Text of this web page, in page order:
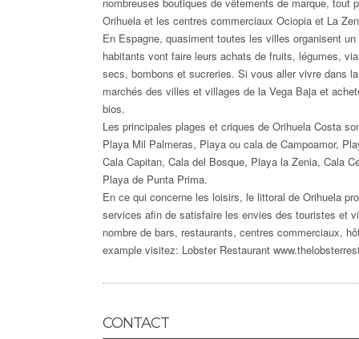
nombreuses boutiques de vêtements de marque, tout
Orihuela et les centres commerciaux Ociopia et La
En Espagne, quasiment toutes les villes organisent
habitants vont faire leurs achats de fruits, légumes,
secs, bombons et sucreries. Si vous aller vivre dans
marchés des villes et villages de la Vega Baja et
bios.
Les principales plages et criques de Orihuela Costa
Playa Mil Palmeras, Playa ou cala de Campoamor,
Cala Capitan, Cala del Bosque, Playa la Zenia, Cala
Playa de Punta Prima.
En ce qui concerne les loisirs, le littoral de Orihuela
services afin de satisfaire les envies des touristes et
nombre de bars, restaurants, centres commerciaux,
example visitez: Lobster Restaurant
CONTACT